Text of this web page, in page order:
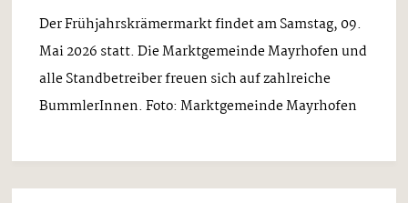
Der Frühjahrskrämermarkt findet am Samstag, 09.
Mai 2026 statt. Die Marktgemeinde Mayrhofen und
alle Standbetreiber freuen sich auf zahlreiche
BummlerInnen. Foto: Marktgemeinde Mayrhofen